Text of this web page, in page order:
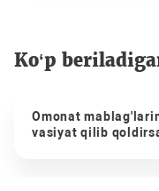
Ko‘p
Omonat
vasiyat qilib